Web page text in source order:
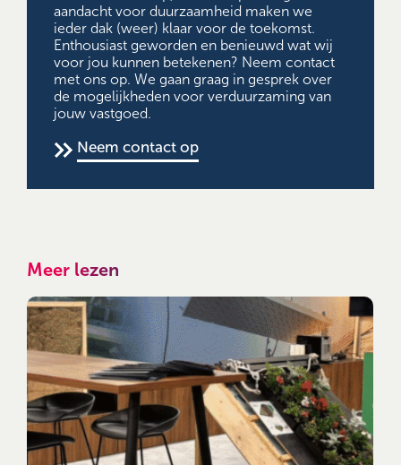
aandacht voor duurzaamheid maken we
ieder dak (weer) klaar voor de toekomst.
Enthousiast geworden en benieuwd wat wij
voor jou kunnen betekenen? Neem contact
met ons op. We gaan graag in gesprek over
de mogelijkheden voor verduurzaming van
jouw vastgoed.
Neem contact op
Meer lezen